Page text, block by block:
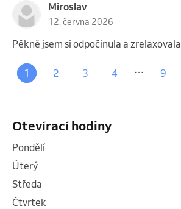
Miroslav
12. června 2026
Pěkně jsem si odpočinula a zrelaxovala
1 2 3 4 … 9
Otevírací hodiny
pondělí
úterý
středa
čtvrtek